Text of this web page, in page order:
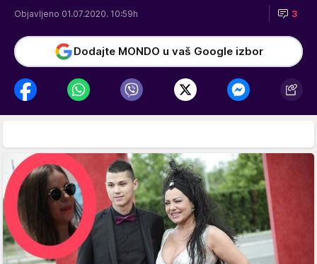
Objavljeno 01.07.2020. 10:59h 3
Dodajte MONDO u vaš Google izbor